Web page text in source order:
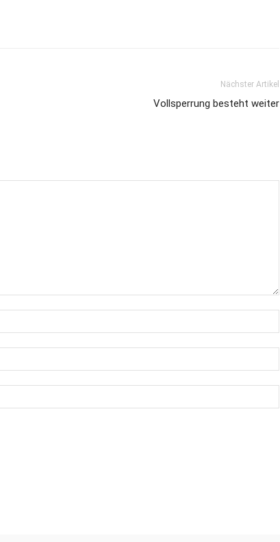
Nächster Artikel
Vollsperrung besteht weiter